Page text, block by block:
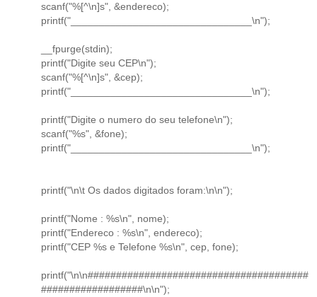
scanf("%[^\n]s", &endereco);
printf("________________________________\n");
__fpurge(stdin);
printf("Digite seu CEP\n");
scanf("%[^\n]s", &cep);
printf("________________________________\n");
printf("Digite o numero do seu telefone\n");
scanf("%s", &fone);
printf("________________________________\n");
printf("\n\t Os dados digitados foram:\n\n");
printf("Nome : %s\n", nome);
printf("Endereco : %s\n", endereco);
printf("CEP %s e Telefone %s\n", cep, fone);
printf("\n\n#######################################
##################\n\n");